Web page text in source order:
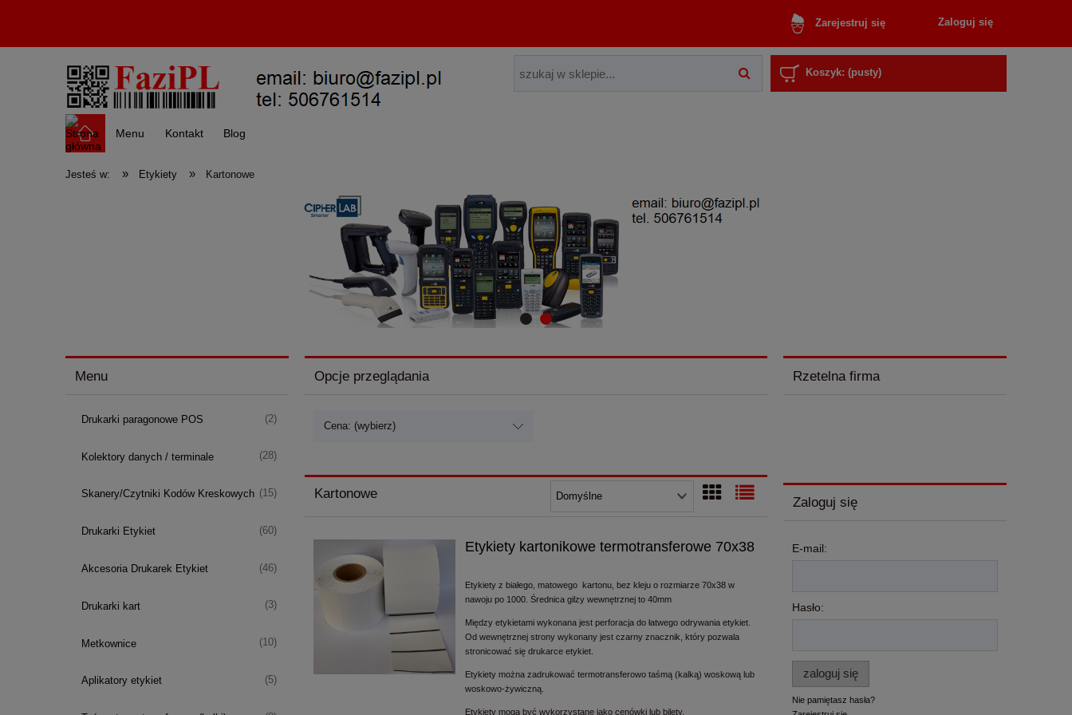
Zarejestruj się Zaloguj się
Koszyk: (pusty)
Menu Kontakt Blog
Jesteś w: » Etykiety » Kartonowe
Menu
Drukarki paragonowe POS (2)
Kolektory danych / terminale (28)
Skanery/Czytniki Kodów Kreskowych (15)
Drukarki Etykiet (60)
Akcesoria Drukarek Etykiet (46)
Drukarki kart (3)
Metkownice (10)
Aplikatory etykiet (5)
Opcje przeglądania
Cena: (wybierz)
Kartonowe
Etykiety kartonikowe termotransferowe 70x38
Etykiety z białego, matowego kartonu, bez kleju o rozmiarze 70x38 w
nawoju po 1000. Średnica gilzy wewnętrznej to 40mm
Między etykietami wykonana jest perforacja do łatwego odrywania etykiet.
Od wewnętrznej strony wykonany jest czarny znacznik, który pozwala
stronicować się drukarce etykiet.
Etykiety można zadrukować termotransferowo taśmą (kalką) woskową lub
woskowo-żywiczną.
Etykiety mogą być wykorzystane jako cenówki lub bilety.
Rzetelna firma
Zaloguj się
E-mail:
Hasło:
zaloguj się
Nie pamiętasz hasła?